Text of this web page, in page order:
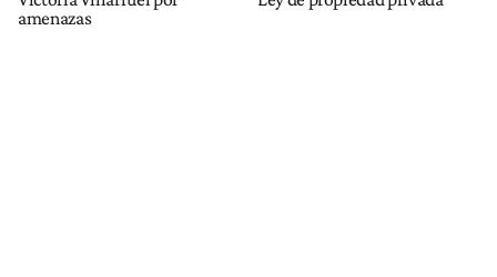
amenazas